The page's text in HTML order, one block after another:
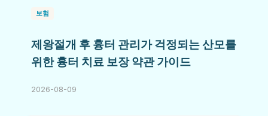
보험
제왕절개 후 흉터 관리가 걱정되는 산모를
위한 흉터 치료 보장 약관 가이드
2026-08-09